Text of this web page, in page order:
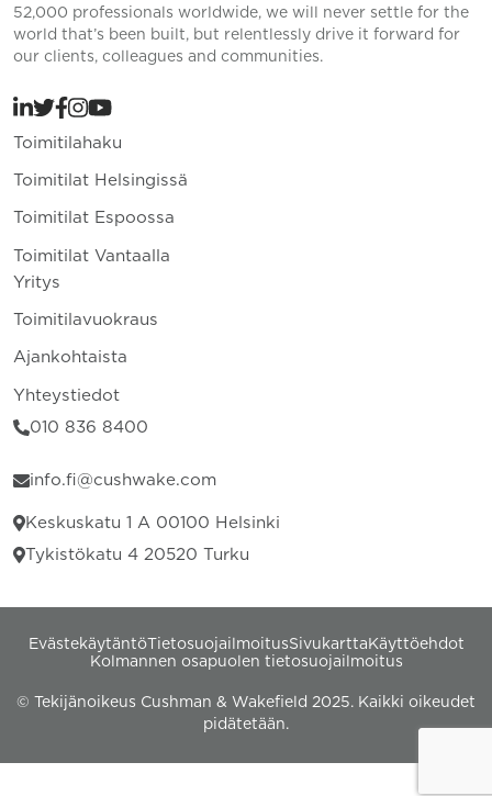
52,000 professionals worldwide, we will never settle for the
world that’s been built, but relentlessly drive it forward for
our clients, colleagues and communities.
Toimitilahaku
Toimitilat Helsingissä
Toimitilat Espoossa
Toimitilat Vantaalla
Yritys
Toimitilavuokraus
Ajankohtaista
Yhteystiedot
010 836 8400
info.fi@cushwake.com
Keskuskatu 1 A 00100 Helsinki
Tykistökatu 4 20520 Turku
EvästekäytäntöTietosuojailmoitusSivukartta Käyttöehdot
Kolmannen osapuolen tietosuojailmoitus
© Tekijänoikeus Cushman & Wakefield 2025. Kaikki oikeudet
pidätetään.